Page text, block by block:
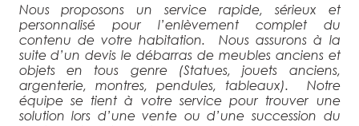
Nous proposons un service rapide, sérieux et
personnalisé pour l’enlèvement complet du
contenu de votre habitation. Nous assurons à la
suite d’un devis le débarras de meubles anciens et
objets en tous genre (Statues, jouets anciens,
argenterie, montres, pendules, tableaux). Notre
équipe se tient à votre service pour trouver une
solution lors d’une vente ou d’une succession du